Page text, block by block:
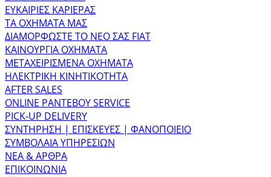
ΕΥΚΑΙΡΙΕΣ ΚΑΡΙΕΡΑΣ
ΤΑ ΟΧΗΜΑΤΑ ΜΑΣ
ΔΙΑΜΟΡΦΩΣΤΕ ΤΟ ΝΕΟ ΣΑΣ FIAT
ΚΑΙΝΟΥΡΓΙΑ ΟΧΗΜΑΤΑ
ΜΕΤΑΧΕΙΡΙΣΜΕΝΑ ΟΧΗΜΑΤΑ
ΗΛΕΚΤΡΙΚΗ ΚΙΝΗΤΙΚΟΤΗΤΑ
AFTER SALES
ONLINE ΡΑΝΤΕΒΟΥ SERVICE
PICK-UP DELIVERY
ΣΥΝΤΗΡΗΣΗ | ΕΠΙΣΚΕΥΕΣ | ΦΑΝΟΠΟΙΕΙΟ
ΣΥΜΒΟΛΑΙΑ ΥΠΗΡΕΣΙΩΝ
ΝΕΑ & ΑΡΘΡΑ
ΕΠΙΚΟΙΝΩΝΙΑ